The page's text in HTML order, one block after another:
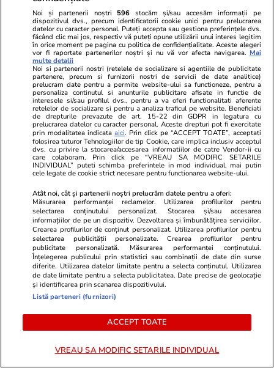
Imagini emoționante cu fetițele
Laurei Cosoi, în timp ce
pregătesc tortul pentru tatăl
lor. Cosmin Curticăpean
împlinește 50 de ani
Stiri Mondene 12:00
Vedete din România care au
avut probleme cu legea. Cum
le-a fost pătată imaginea!
PARTENERI
Noi și partenerii noștri 596 stocăm și/sau accesăm informații pe
dispozitivul dvs., precum identificatorii cookie unici pentru prelucrarea
datelor cu caracter personal. Puteți accepta sau gestiona preferințele dvs.
făcând clic mai jos, respectiv vă puteți opune utilizării unui interes legitim
în orice moment pe pagina cu politica de confidențialitate. Aceste alegeri
vor fi raportate partenerilor noștri și nu vă vor afecta navigarea. Mai
multe detalii
Noi si partenerii nostri (retelele de socializare si agentiile de publicitate
partenere, precum si furnizorii nostri de servicii de date analitice)
prelucram date pentru a permite website-ului sa functioneze, pentru a
personaliza continutul si anunturile publicitare afisate in functie de
interesele si/sau profilul dvs., pentru a va oferi functionalitati aferente
retelelor de socializare si pentru a analiza traficul pe website. Beneficiati
de drepturile prevazute de art. 15-22 din GDPR in legatura cu
prelucrarea datelor cu caracter personal. Aceste drepturi pot fi exercitate
prin modalitatea indicataaici. Prin click pe “ACCEPT TOATE”, acceptati
folosirea tuturor Tehnologiilor de tip Cookie, care implica inclusiv acceptul
dvs. cu privire la stocarea/accesarea informatiilor de catre Vendor-ii cu
care colaboram. Prin click pe “VREAU SA MODIFIC SETARILE
INDIVIDUAL” puteti schimba preferintele in mod individual, mai putin
cele legate de cookie strict necesare pentru functionarea website-ului.
Atât noi, cât și partenerii noștri prelucrăm datele pentru a oferi:
Măsurarea performanței reclamelor. Utilizarea profilurilor pentru
selectarea conținutului personalizat. Stocarea și/sau accesarea
informațiilor de pe un dispozitiv. Dezvoltarea și îmbunătățirea serviciilor.
Crearea profilurilor de conținut personalizat. Utilizarea profilurilor pentru
selectarea publicității personalizate. Crearea profilurilor pentru
publicitate personalizată. Măsurarea performanței conținutului.
Înțelegerea publicului prin statistici sau combinații de date din surse
diferite. Utilizarea datelor limitate pentru a selecta conținutul. Utilizarea
de date limitate pentru a selecta publicitatea. Date precise de geolocație
și identificarea prin scanarea dispozitivului.
Listă parteneri (furnizori)
ACCEPT TOATE
VREAU SA MODIFIC SETARILE INDIVIDUAL